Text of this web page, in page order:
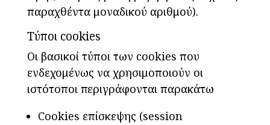
παραχθέντα μοναδικού αριθμού).
Τύποι cookies
Οι βασικοί τύποι των cookies που
ενδεχομένως να χρησιμοποιούν οι
ιστότοποι περιγράφονται παρακάτω
Cookies επίσκεψης (session